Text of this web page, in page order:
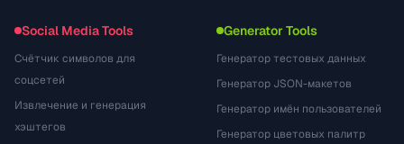
Social Media Tools
Счётчик символов для
соцсетей
Извлечение и генерация
хэштегов
Generator Tools
Генератор тестовых данных
Генератор JSON-макетов
Генератор имён пользователей
Генератор цветовых палитр